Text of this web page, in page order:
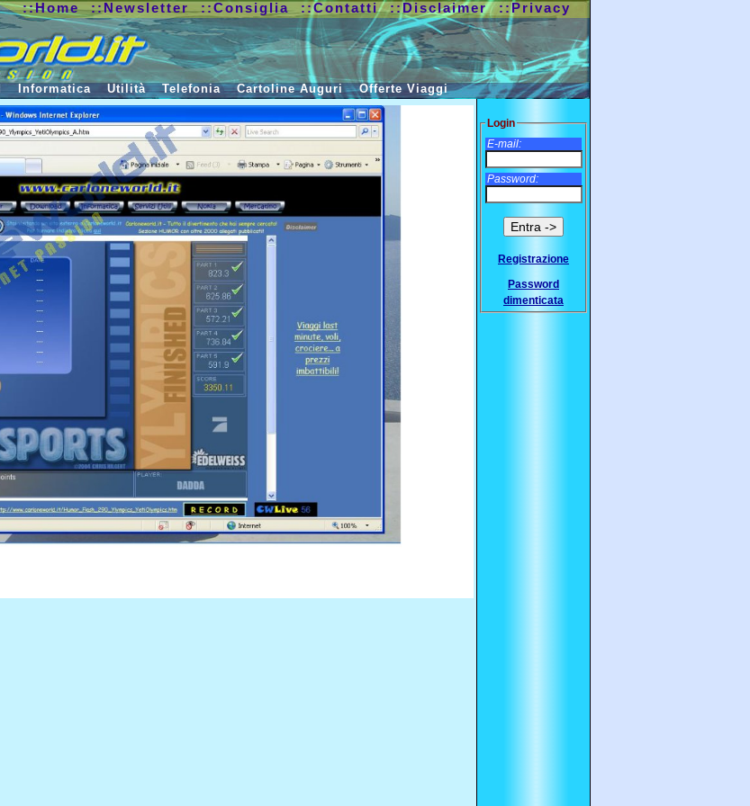
Login
E-mail:
Password:
Registrazione
Password
dimenticata
::Home ::Newsletter ::Consiglia ::Contatti ::Disclaimer ::Privacy
Informatica Utilità Telefonia Cartoline Auguri Offerte Viaggi